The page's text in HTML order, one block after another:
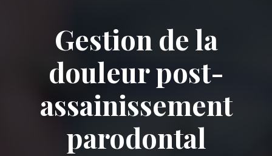
Gestion de la
douleur post-
assainissement
parodontal